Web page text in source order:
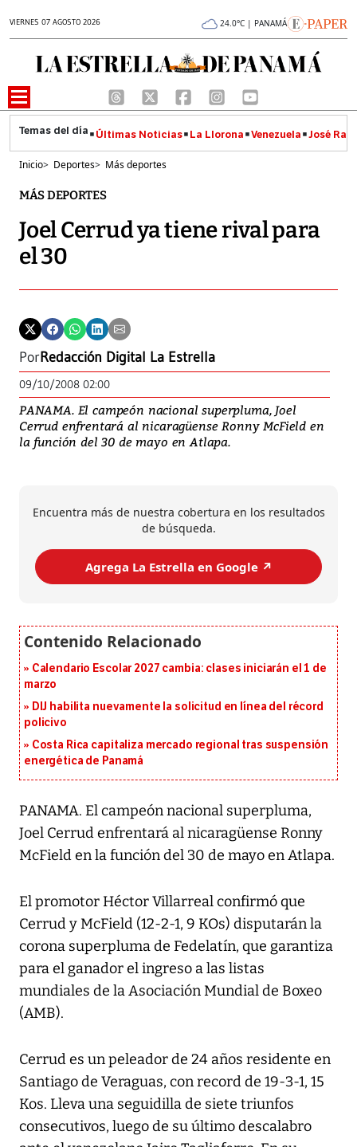
VIERNES 07 AGOSTO 2026 24.0°C | PANAMÁ
Últimas Noticias La Llorona Venezuela José
Inicio> Deportes> Más deportes
MÁS DEPORTES
Joel Cerrud ya tiene rival para
el 30
PorRedacción Digital La Estrella
09/10/2008 02:00
PANAMA. El campeón nacional superpluma, Joel
Cerrud enfrentará al nicaragüense Ronny McField en
la función del 30 de mayo en Atlapa.
Encuentra más de nuestra cobertura en los resultados
de búsqueda.
Agrega La Estrella en Google ↗️
Calendario Escolar 2027 cambia: clases iniciarán el 1 de
marzo
DIJ habilita nuevamente la solicitud en línea del récord
policivo
Costa Rica capitaliza mercado regional tras suspensión
energética de Panamá
PANAMA. El campeón nacional superpluma,
Joel Cerrud enfrentará al nicaragüense Ronny
McField en la función del 30 de mayo en Atlapa.
El promotor Héctor Villarreal confirmó que
Cerrud y McField (12-2-1, 9 KOs) disputarán la
corona superpluma de Fedelatín, que garantiza
para el ganador el ingreso a las listas
mundiales de la Asociación Mundial de Boxeo
(AMB).
Cerrud es un peleador de 24 años residente en
Santiago de Veraguas, con record de 19-3-1, 15
Kos. Lleva una seguidilla de siete triunfos
consecutivos, luego de su último descalabro